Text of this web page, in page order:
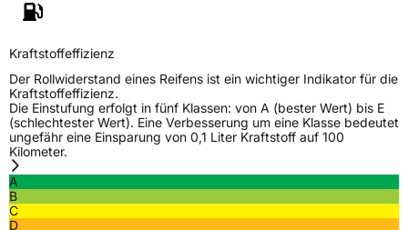
Kraftstoffeffizienz
Der Rollwiderstand eines Reifens ist ein wichtiger Indikator für die
Kraftstoffeffizienz.
Die Einstufung erfolgt in fünf Klassen: von A (bester Wert) bis E
(schlechtester Wert). Eine Verbesserung um eine Klasse bedeutet
ungefähr eine Einsparung von 0,1 Liter Kraftstoff auf 100
Kilometer.
A
B
C
D